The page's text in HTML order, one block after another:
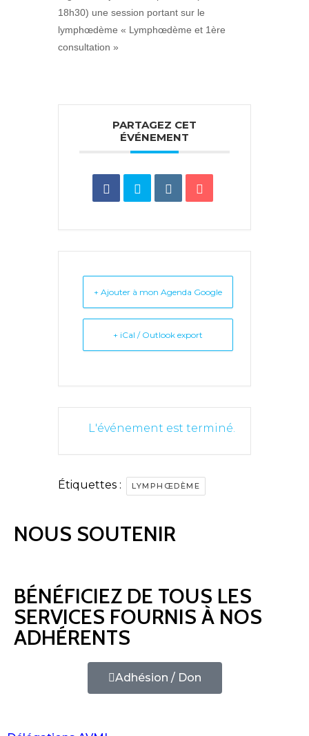
18h30) une session portant sur le
lymphœdème « Lymphœdème et 1ère
consultation »
PARTAGEZ CET
ÉVÉNEMENT
+ Ajouter à mon Agenda Google
+ iCal / Outlook export
L'événement est terminé.
Étiquettes : LYMPHŒDÈME
NOUS SOUTENIR
BÉNÉFICIEZ DE TOUS LES
SERVICES FOURNIS À NOS
ADHÉRENTS
Adhésion / Don